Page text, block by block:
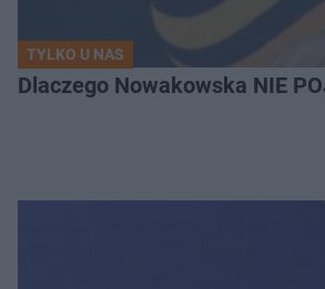
TYLKO U NAS
Dlaczego Nowakowska NIE